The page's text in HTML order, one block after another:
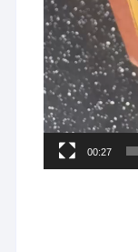
00:27